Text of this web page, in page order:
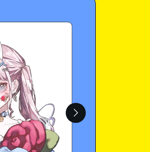
さすがにnewmeではぶっとばすｿﾞ